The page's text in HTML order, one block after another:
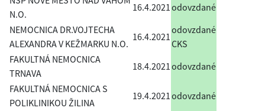
N.O.
16.4.2021 odovzdané
NEMOCNICA DR.VOJTECHA
ALEXANDRA V KEŽMARKU N.O.
16.4.2021
odovzdané
CKS
FAKULTNÁ NEMOCNICA
TRNAVA
18.4.2021 odovzdané
FAKULTNÁ NEMOCNICA S
POLIKLINIKOU ŽILINA
19.4.2021 odovzdané